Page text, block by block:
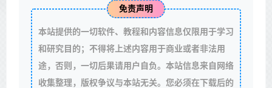
免责声明
本站提供的一切软件、教程和内容信息仅限用于学习
和研究目的；不得将上述内容用于商业或者非法用
途，否则，一切后果请用户自负。本站信息来自网络
收集整理，版权争议与本站无关。您必须在下载后的